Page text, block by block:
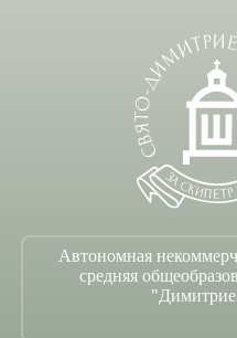
Автономная
средняя